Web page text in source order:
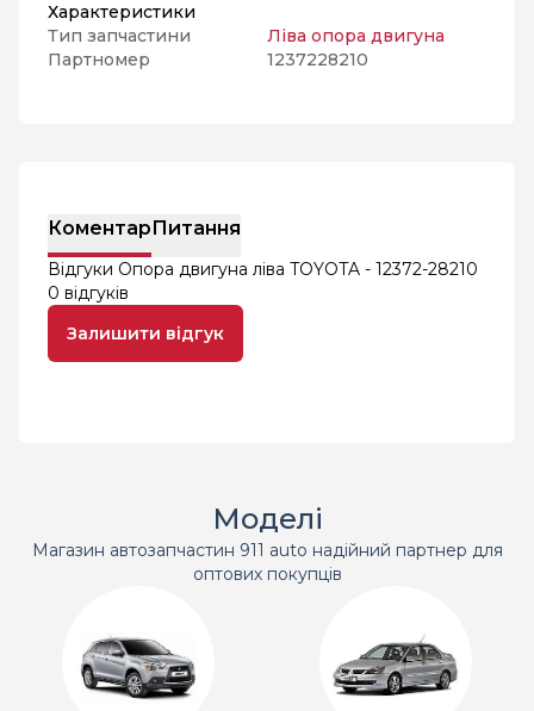
Характеристики
Тип запчастини
Ліва опора двигуна
Партномер
1237228210
КоментарПитання
Відгуки Опора двигуна ліва TOYOTA - 12372-28210
0 відгуків
Залишити відгук
Моделі
Магазин автозапчастин 911 auto надійний партнер для
оптових покупців